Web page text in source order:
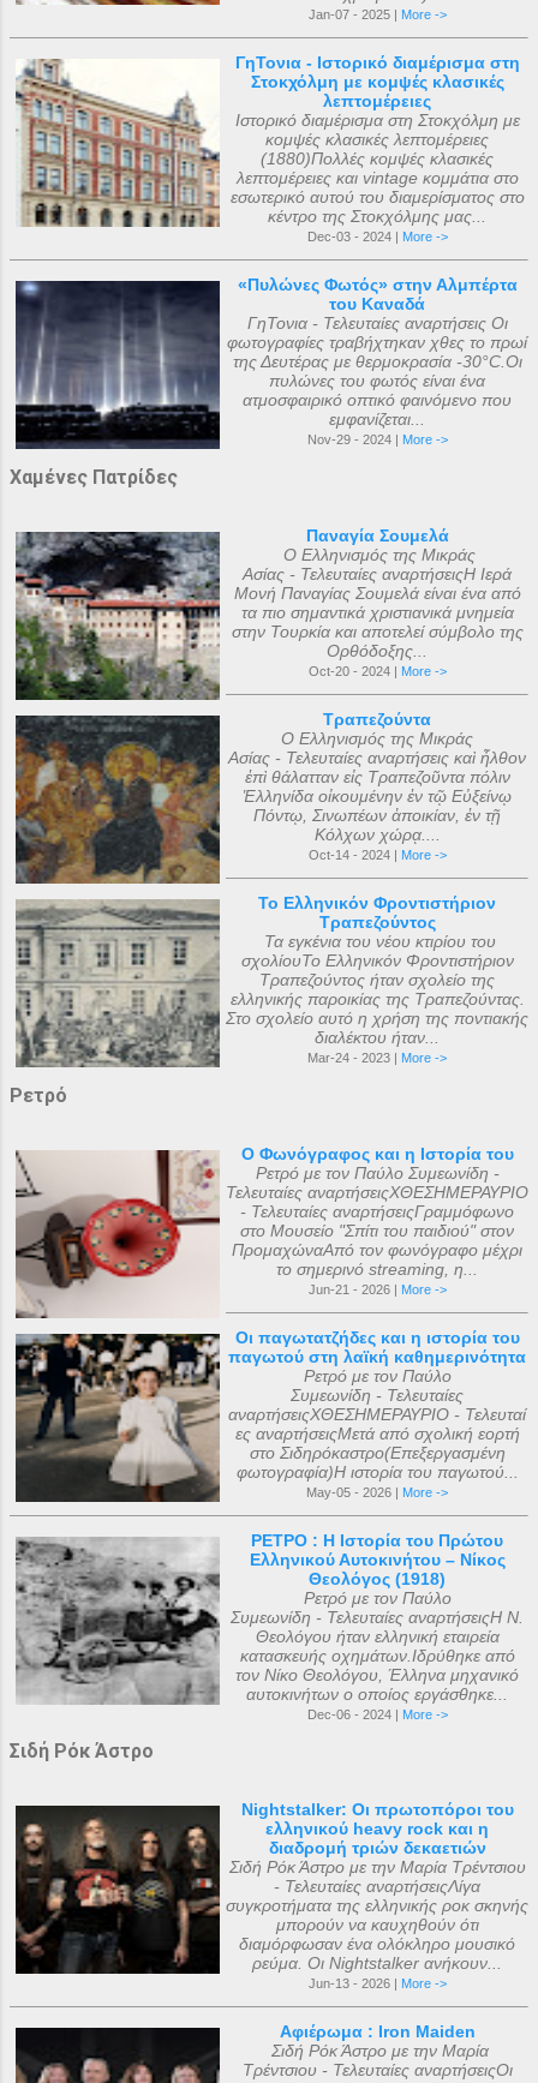
Jan-07 - 2025 | More ->
ΓηΤονια - Ιστορικό διαμέρισμα στη
Στοκχόλμη με κομψές κλασικές
λεπτομέρειες
Ιστορικό διαμέρισμα στη Στοκχόλμη με
κομψές κλασικές λεπτομέρειες
(1880)Πολλές κομψές κλασικές
λεπτομέρειες και vintage κομμάτια στο
εσωτερικό αυτού του διαμερίσματος στο
κέντρο της Στοκχόλμης μας...
Dec-03 - 2024 | More ->
«Πυλώνες Φωτός» στην Αλμπέρτα
του Καναδά
ΓηΤονια - Τελευταίες αναρτήσεις Οι
φωτογραφίες τραβήχτηκαν χθες το πρωί
της Δευτέρας με θερμοκρασία -30°C.Οι
πυλώνες του φωτός είναι ένα
ατμοσφαιρικό οπτικό φαινόμενο που
εμφανίζεται...
Nov-29 - 2024 | More ->
Χαμένες Πατρίδες
Παναγία Σουμελά
Ο Ελληνισμός της Μικράς
Ασίας - Τελευταίες αναρτήσειςΗ Ιερά
Μονή Παναγίας Σουμελά είναι ένα από
τα πιο σημαντικά χριστιανικά μνημεία
στην Τουρκία και αποτελεί σύμβολο της
Ορθόδοξης...
Oct-20 - 2024 | More ->
Τραπεζούντα
Ο Ελληνισμός της Μικράς
Ασίας - Τελευταίες αναρτήσεις καὶ ἦλθον
ἐπὶ θάλατταν εἰς Τραπεζοῦντα πόλιν
Ἑλληνίδα οἰκουμένην ἐν τῷ Εὐξείνῳ
Πόντῳ, Σινωπέων ἀποικίαν, ἐν τῇ
Κόλχων χώρᾳ....
Oct-14 - 2024 | More ->
Το Ελληνικόν Φροντιστήριον
Τραπεζούντος
Τα εγκένια του νέου κτιρίου του
σχολίουΤο Ελληνικόν Φροντιστήριον
Τραπεζούντος ήταν σχολείο της
ελληνικής παροικίας της Τραπεζούντας.
Στο σχολείο αυτό η χρήση της ποντιακής
διαλέκτου ήταν...
Mar-24 - 2023 | More ->
Ρετρό
Ο Φωνόγραφος και η Ιστορία του
Ρετρό με τον Παύλο Συμεωνίδη -
Τελευταίες αναρτήσειςΧΘΕΣΗΜΕΡΑΥΡΙΟ
- Τελευταίες αναρτήσειςΓραμμόφωνο
στο Μουσείο "Σπίτι του παιδιού" στον
ΠρομαχώναΑπό τον φωνόγραφο μέχρι
το σημερινό streaming, η...
Jun-21 - 2026 | More ->
Οι παγωτατζήδες και η ιστορία του
παγωτού στη λαϊκή καθημερινότητα
Ρετρό με τον Παύλο
Συμεωνίδη - Τελευταίες
αναρτήσειςΧΘΕΣΗΜΕΡΑΥΡΙΟ - Τελευταί
ες αναρτήσειςΜετά από σχολική εορτή
στο Σιδηρόκαστρο(Επεξεργασμένη
φωτογραφία)Η ιστορία του παγωτού...
May-05 - 2026 | More ->
ΡΕΤΡΟ : Η Ιστορία του Πρώτου
Ελληνικού Αυτοκινήτου – Νίκος
Θεολόγος (1918)
Ρετρό με τον Παύλο
Συμεωνίδη - Τελευταίες αναρτήσειςΗ Ν.
Θεολόγου ήταν ελληνική εταιρεία
κατασκευής οχημάτων.Ιδρύθηκε από
τον Νίκο Θεολόγου, Έλληνα μηχανικό
αυτοκινήτων ο οποίος εργάσθηκε...
Dec-06 - 2024 | More ->
Σιδή Ρόκ Άστρο
Nightstalker: Οι πρωτοπόροι του
ελληνικού heavy rock και η
διαδρομή τριών δεκαετιών
Σιδή Ρόκ Άστρο με την Μαρία Τρέντσιου
- Τελευταίες αναρτήσειςΛίγα
συγκροτήματα της ελληνικής ροκ σκηνής
μπορούν να καυχηθούν ότι
διαμόρφωσαν ένα ολόκληρο μουσικό
ρεύμα. Οι Nightstalker ανήκουν...
Jun-13 - 2026 | More ->
Αφιέρωμα : Iron Maiden
Σιδή Ρόκ Άστρο με την Μαρία
Τρέντσιου - Τελευταίες αναρτήσειςΟι